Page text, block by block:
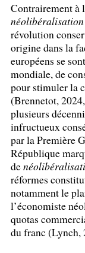
Contrairement à
néolibéralisation
révolution
origine dans la
européens se
mondiale, de
pour stimuler la
(Brennetot,
plusieurs
infructueux
par la Première
République
de
réformes
notamment le
l’économiste
quotas
du franc (Lynch,